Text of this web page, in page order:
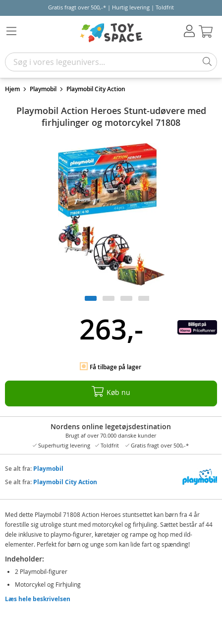
Gratis fragt over 500,-* | Hurtig levering | Toldfrit
Hjem Playmobil Playmobil City Action
Playmobil Action Heroes Stunt-udøvere med
firhjulinger og motorcykel 71808
263,-
Få tilbage på lager
Køb nu
Nordens online legetøjsdestination
Brugt af over 70.000 danske kunder
Superhurtig levering
Toldfrit Gratis fragt over 500,-*
Se alt fra: Playmobil
Se alt fra: Playmobil City Action
Med dette Playmobil 71808 Action Heroes stuntsettet kan børn fra 4 år
forestille sig utrolige stunt med motorcykel og firhjuling. Sættet består af 44
dele inklusive to playmo-figurer, køretøjer og rampe og hop med ild-
elementer. Perfekt for børn og unge som kan lide fart og spænding!
Indeholder:
2 Playmobil-figurer
Motorcykel og Firhjuling
Rampe og stuntvæg med ild-elementer
Læs hele beskrivelsen